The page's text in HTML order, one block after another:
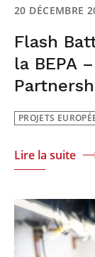
20 DÉCEMBRE
Flash
la BEPA
PROJETS
Lire la suite